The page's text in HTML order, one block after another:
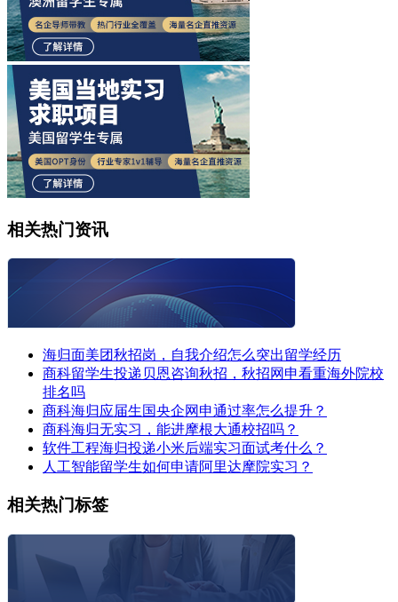
相关热门资讯
海归面美团秋招岗，自我介绍怎么突出留学经历
商科留学生投递贝恩咨询秋招，秋招网申看重海外院校
排名吗
商科海归应届生国央企网申通过率怎么提升？
商科海归无实习，能进摩根大通校招吗？
软件工程海归投递小米后端实习面试考什么？
人工智能留学生如何申请阿里达摩院实习？
相关热门标签